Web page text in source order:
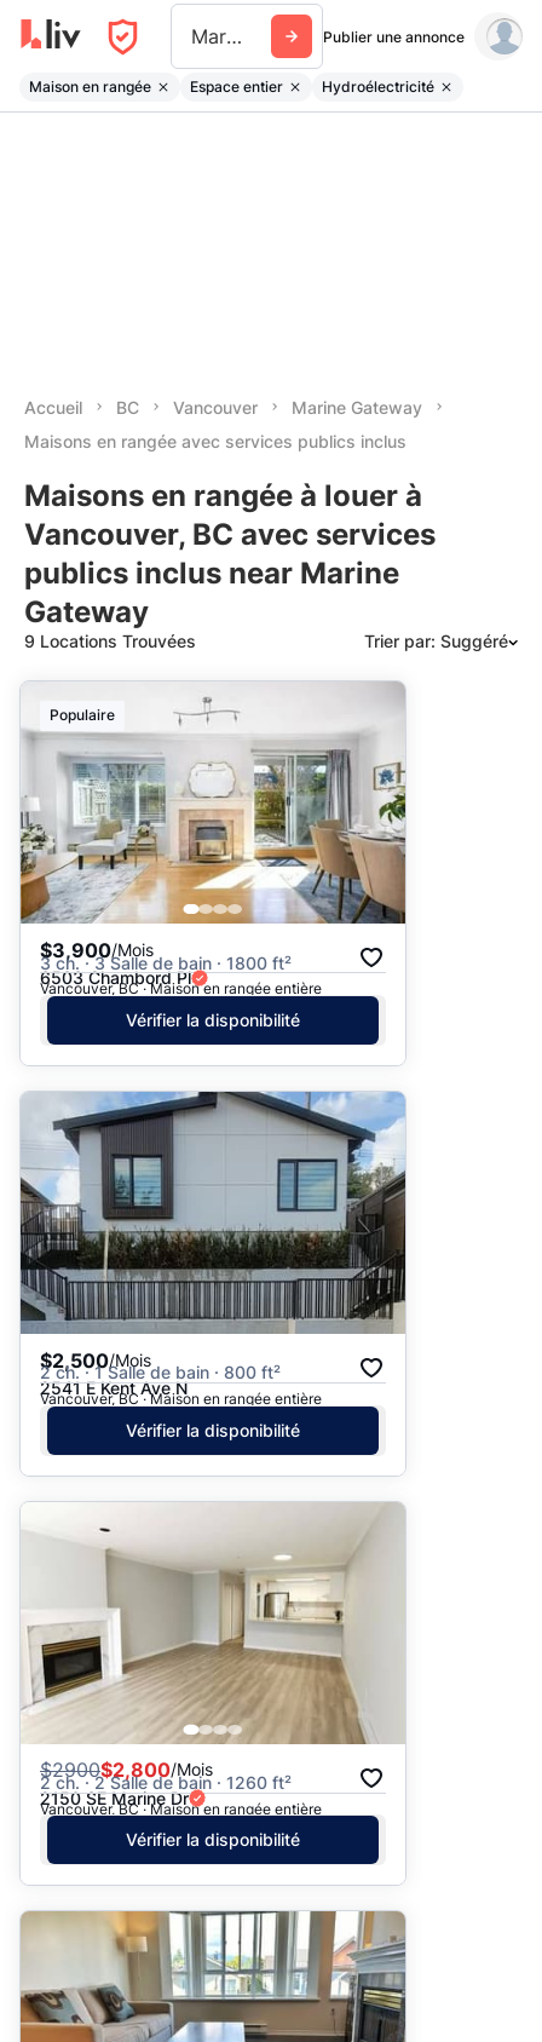
Marine Gateway Publier une annonce
Maison en rangée Espace entier Hydroélectricité
Accueil BC Vancouver
Marine Gateway
Maisons en rangée avec services publics inclus
Maisons en rangée à louer à
Vancouver, BC avec services
publics inclus near Marine
Gateway
9 Locations Trouvées Trier par: Suggéré
Date: les plus récents d’abord
Date: les plus anciens d’abord
Prix - $$$ à $
Prix - $ à $$$
Populaire
$3,900/Mois
3 ch. · 3 Salle de bain · 1800 ft²
6503 Chambord Pl
Vancouver, BC · Maison en rangée entière
Vérifier la disponibilité
$2,500/Mois
2 ch. · 1 Salle de bain · 800 ft²
2541 E Kent Ave N
Vancouver, BC · Maison en rangée entière
Vérifier la disponibilité
$2900$2,800/Mois
2 ch. · 2 Salle de bain · 1260 ft²
2150 SE Marine Dr
Vancouver, BC · Maison en rangée entière
Vérifier la disponibilité